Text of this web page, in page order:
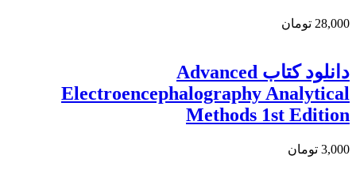
28,000 تومان
دانلود کتاب Advanced
Electroencephalography Analytical
Methods 1st Edition
3,000 تومان